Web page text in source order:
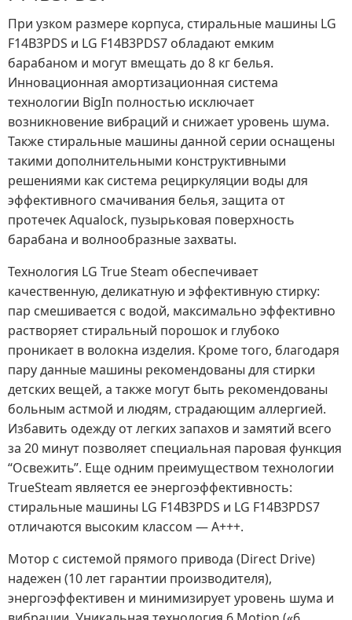
При узком размере корпуса, стиральные машины LG
F14B3PDS и LG F14B3PDS7 обладают емким
барабаном и могут вмещать до 8 кг белья.
Инновационная амортизационная система
технологии BigIn полностью исключает
возникновение вибраций и снижает уровень шума.
Также стиральные машины данной серии оснащены
такими дополнительными конструктивными
решениями как система рециркуляции воды для
эффективного смачивания белья, защита от
протечек Aqualock, пузырьковая поверхность
барабана и волнообразные захваты.
Технология LG True Steam обеспечивает
качественную, деликатную и эффективную стирку:
пар смешивается с водой, максимально эффективно
растворяет стиральный порошок и глубоко
проникает в волокна изделия. Кроме того, благодаря
пару данные машины рекомендованы для стирки
детских вещей, а также могут быть рекомендованы
больным астмой и людям, страдающим аллергией.
Избавить одежду от легких запахов и замятий всего
за 20 минут позволяет специальная паровая функция
“Освежить”. Еще одним преимуществом технологии
TrueSteam является ее энергоэффективность:
стиральные машины LG F14B3PDS и LG F14B3PDS7
отличаются высоким классом — А+++.
Мотор с системой прямого привода (Direct Drive)
надежен (10 лет гарантии производителя),
энергоэффективен и минимизирует уровень шума и